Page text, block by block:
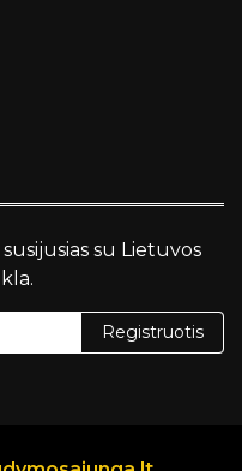
su Lietuvos
Registruotis